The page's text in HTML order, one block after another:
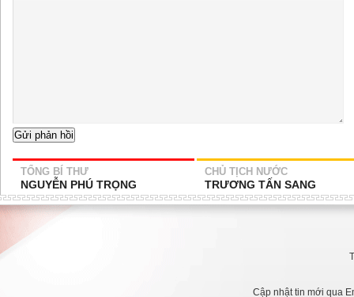
TỔNG BÍ THƯ
NGUYỄN PHÚ TRỌNG
CHỦ TỊCH NƯỚC
TRƯƠNG TẤN SANG
Cập nhật tin mới qua